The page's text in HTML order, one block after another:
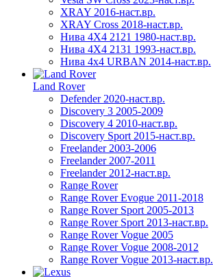
XRAY 2016-наст.вр.
XRAY Cross 2018-наст.вр.
Нива 4X4 2121 1980-наст.вр.
Нива 4X4 2131 1993-наст.вр.
Нива 4х4 URBAN 2014-наст.вр.
Land Rover
Defender 2020-наст.вр.
Discovery 3 2005-2009
Discovery 4 2010-наст.вр.
Discovery Sport 2015-наст.вр.
Freelander 2003-2006
Freelander 2007-2011
Freelander 2012-наст.вр.
Range Rover
Range Rover Evogue 2011-2018
Range Rover Sport 2005-2013
Range Rover Sport 2013-наст.вр.
Range Rover Vogue 2005
Range Rover Vogue 2008-2012
Range Rover Vogue 2013-наст.вр.